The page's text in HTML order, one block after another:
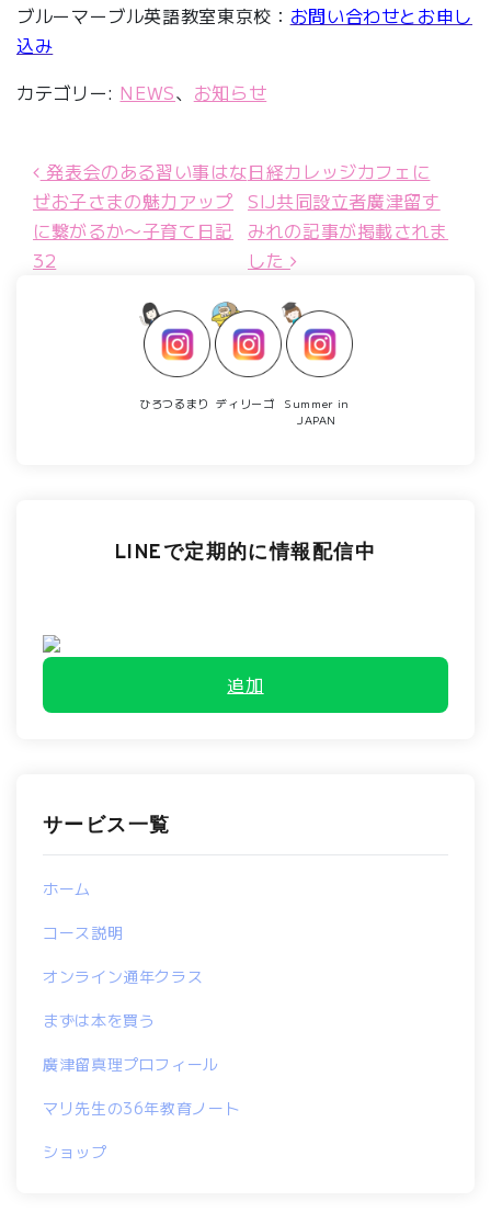
ブルーマーブル英語教室東京校： お問い合わせとお申し
込み
カテゴリー: NEWS、 お知らせ
投稿ナビゲーション
発表会のある習い事はな
ぜお子さまの魅力アップ
に繋がるか〜子育て日記
32
日経カレッジカフェに
SIJ共同設立者廣津留す
みれの記事が掲載されま
した
ひろつるまり ディリーゴ
Summer in
JAPAN
LINEで定期的に情報配信中
追加
サービス一覧
ホーム
コース説明
オンライン通年クラス
まずは本を買う
廣津留真理プロフィール
マリ先生の36年教育ノート
ショップ